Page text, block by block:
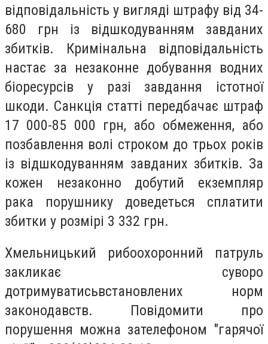
відповідальність у вигляді штрафу від 34-
680 грн із відшкодуванням завданих
збитків. Кримінальна відповідальність
настає за незаконне добування водних
біоресурсів у разі завдання істотної
шкоди. Санкція статті передбачає штраф
17 000-85 000 грн, або обмеження, або
позбавлення волі строком до трьох років
із відшкодуванням завданих збитків. За
кожен незаконно добутий екземпляр
рака порушнику доведеться сплатити
збитки у розмірі 3 332 грн.
Хмельницький рибоохоронний патруль
закликає суворо
дотримуватисьвстановлених норм
законодавств. Повідомити про
порушення можна зателефоном "гарячої